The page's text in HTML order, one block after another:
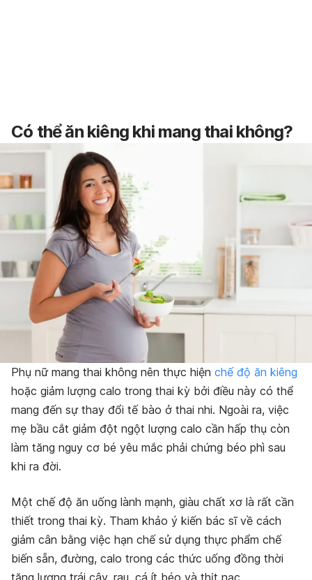
Có thể ăn kiêng khi mang thai không?
Phụ nữ mang thai không nên thực hiện chế độ ăn kiêng
hoặc giảm lượng calo trong thai kỳ bởi điều này có thể
mang đến sự thay đổi tế bào ở thai nhi. Ngoài ra, việc
mẹ bầu cắt giảm đột ngột lượng calo cần hấp thụ còn
làm tăng nguy cơ bé yêu mắc phải chứng béo phì sau
khi ra đời.
Một chế độ ăn uống lành mạnh, giàu chất xơ là rất cần
thiết trong thai kỳ. Tham khảo ý kiến bác sĩ về cách
giảm cân bằng việc hạn chế sử dụng thực phẩm chế
biến sẵn, đường, calo trong các thức uống đồng thời
tăng lượng trái cây, rau, cá ít béo và thịt nạc.